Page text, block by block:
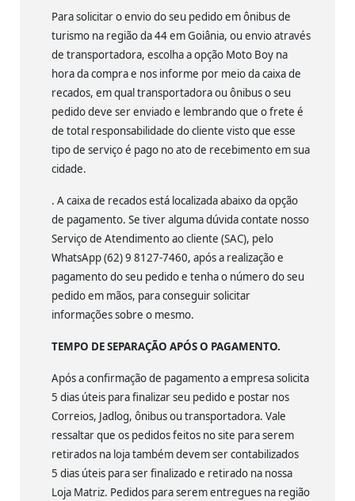
Para solicitar o envio do seu pedido em ônibus de
turismo na região da 44 em Goiânia, ou envio através
de transportadora, escolha a opção Moto Boy na
hora da compra e nos informe por meio da caixa de
recados, em qual transportadora ou ônibus o seu
pedido deve ser enviado e lembrando que o frete é
de total responsabilidade do cliente visto que esse
tipo de serviço é pago no ato de recebimento em sua
cidade.
. A caixa de recados está localizada abaixo da opção
de pagamento. Se tiver alguma dúvida contate nosso
Serviço de Atendimento ao cliente (SAC), pelo
WhatsApp (62) 9 8127-7460, após a realização e
pagamento do seu pedido e tenha o número do seu
pedido em mãos, para conseguir solicitar
informações sobre o mesmo.
TEMPO DE SEPARAÇÃO APÓS O PAGAMENTO.
Após a confirmação de pagamento a empresa solicita
5 dias úteis para finalizar seu pedido e postar nos
Correios, Jadlog, ônibus ou transportadora. Vale
ressaltar que os pedidos feitos no site para serem
retirados na loja também devem ser contabilizados
5 dias úteis para ser finalizado e retirado na nossa
Loja Matriz. Pedidos para serem entregues na região